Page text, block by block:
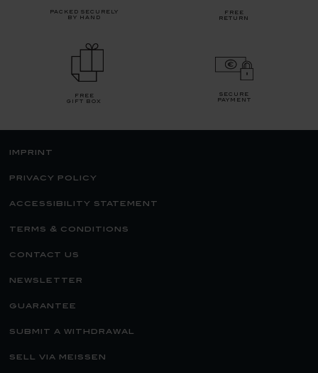
packed securely
by hand
free
return
free
gift box
secure
payment
imprint
privacy policy
accessibility statement
terms & conditions
contact us
newsletter
guarantee
submit a withdrawal
sell via meissen